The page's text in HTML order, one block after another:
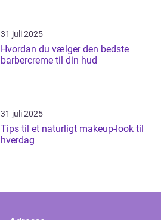
31 juli 2025
Hvordan du vælger den bedste
barbercreme til din hud
31 juli 2025
Tips til et naturligt makeup-look til
hverdag